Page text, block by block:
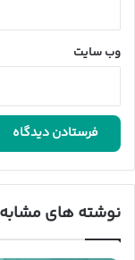
وب‌ سایت
نوشته های مشابه